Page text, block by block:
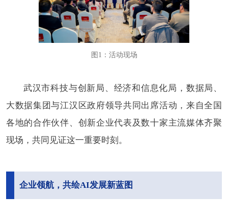
图1：活动现场
武汉市科技与创新局、经济和信息化局，数据局、
大数据集团与江汉区政府领导共同出席活动，来自全国
各地的合作伙伴、创新企业代表及数十家主流媒体齐聚
现场，共同见证这一重要时刻。
企业领航，共绘AI发展新蓝图